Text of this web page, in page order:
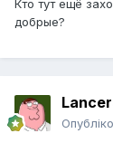
Кто тут ещё
добрые?